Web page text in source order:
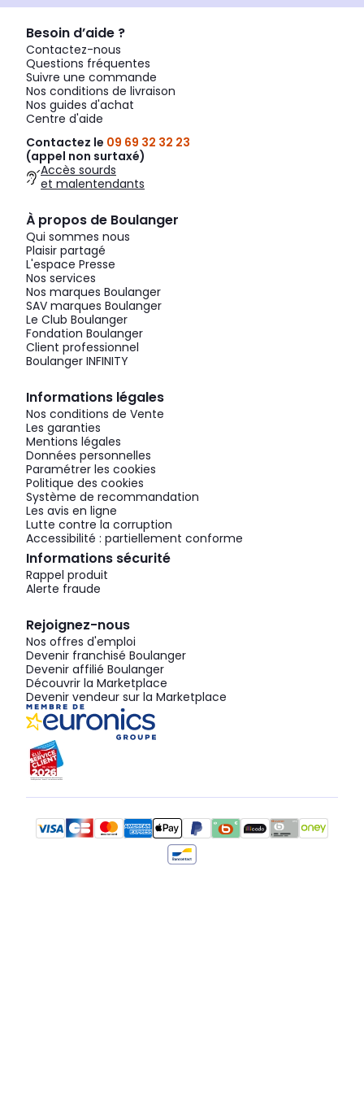
Besoin d’aide ?
Contactez-nous
Questions fréquentes
Suivre une commande
Nos conditions de livraison
Nos guides d'achat
Centre d'aide
Contactez le 09 69 32 32 23
(appel non surtaxé)
Accès sourds
et malentendants
À propos de Boulanger
Qui sommes nous
Plaisir partagé
L'espace Presse
Nos services
Nos marques Boulanger
SAV marques Boulanger
Le Club Boulanger
Fondation Boulanger
Client professionnel
Boulanger INFINITY
Informations légales
Nos conditions de Vente
Les garanties
Mentions légales
Données personnelles
Paramétrer les cookies
Politique des cookies
Système de recommandation
Les avis en ligne
Lutte contre la corruption
Accessibilité : partiellement conforme
Informations sécurité
Rappel produit
Alerte fraude
Rejoignez-nous
Nos offres d'emploi
Devenir franchisé Boulanger
Devenir affilié Boulanger
Découvrir la Marketplace
Devenir vendeur sur la Marketplace